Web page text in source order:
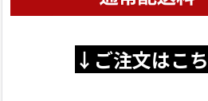
↓ご注文はこ